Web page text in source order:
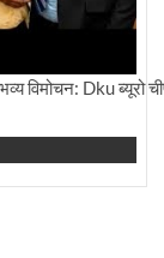
Dku ब्यूरो चीफ